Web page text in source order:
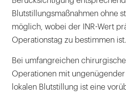
Blutstillungsmaßnahmen ohne
möglich, wobei der INR-Wert
Operationstag zu bestimmen ist.
Bei umfangreichen
Operationen mit
lokalen Blutstillung ist eine